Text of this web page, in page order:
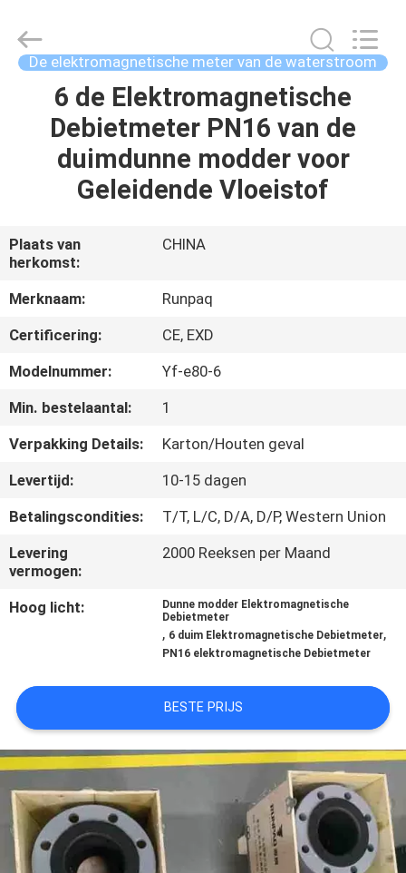
HUIS
PRODUCTEN
ONS
FABRIEKSREIS
KWALITEITSCONTROLE
CONTACTEER
ONS
NIEUWS
VERZOEK
OM
EEN
SITEMAP
PRIVACY
POLICY
Technology
De elektromagnetische meter van de waterstroom
6 de Elektromagnetische
Debietmeter PN16 van de
duimdunne modder voor
Geleidende Vloeistof
Plaats van
herkomst:
CHINA
Merknaam:
Runpaq
Certificering:
CE, EXD
Modelnummer:
Yf-e80-6
Min. bestelaantal:
1
Verpakking Details:
Karton/Houten geval
Levertijd:
10-15 dagen
Betalingscondities:
T/T, L/C, D/A, D/P, Western Union
Levering
vermogen:
2000 Reeksen per Maand
Hoog licht:
Dunne modder Elektromagnetische
Debietmeter
, 6 duim Elektromagnetische Debietmeter,
PN16 elektromagnetische Debietmeter
BESTE PRIJS